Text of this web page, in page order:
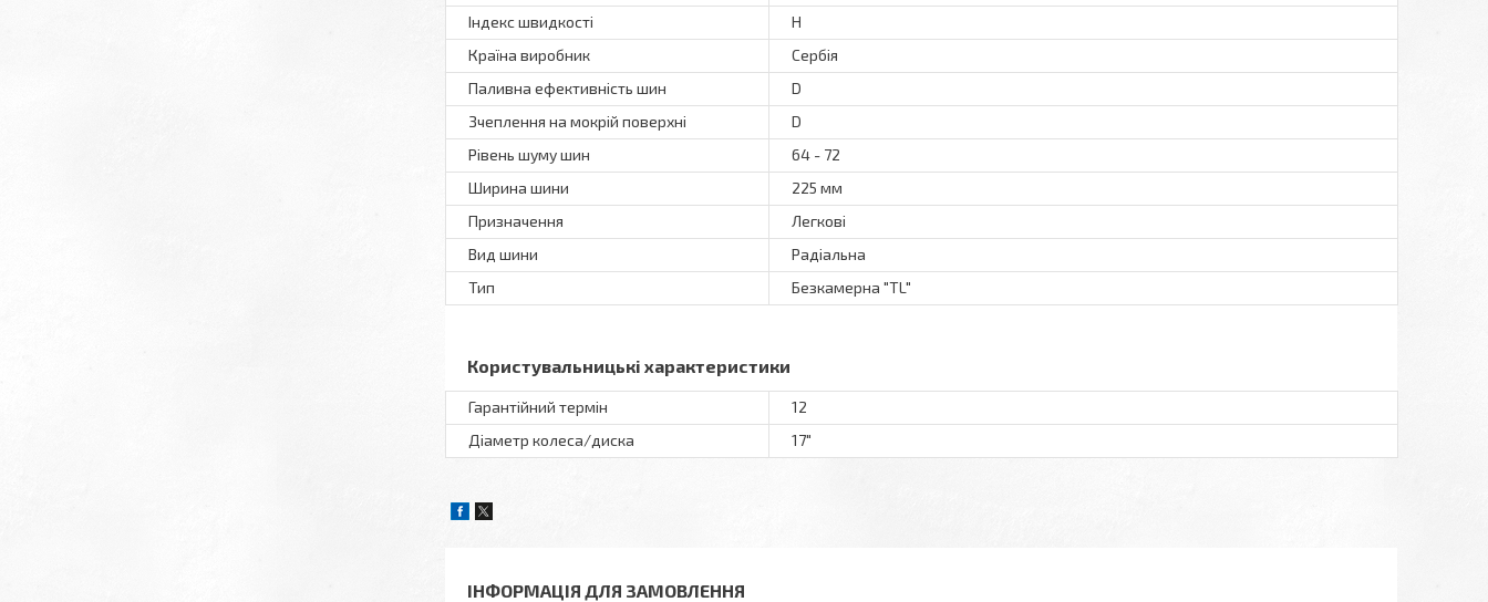
Індекс швидкості
H
Країна виробник
Сербія
Паливна ефективність шин
D
Зчеплення на мокрій поверхні
D
Рівень шуму шин
64 - 72
Ширина шини
225 мм
Призначення
Легкові
Вид шини
Радіальна
Тип
Безкамерна "TL"
Користувальницькі характеристики
Гарантійний термін
12
Діаметр колеса/диска
17"
ІНФОРМАЦІЯ ДЛЯ ЗАМОВЛЕННЯ